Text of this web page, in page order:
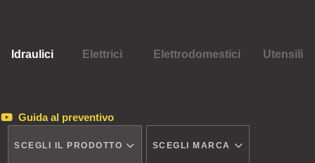
Idraulici Elettrici Elettrodomestici Utensili
Guida al preventivo
SCEGLI IL PRODOTTO SCEGLI MARCA